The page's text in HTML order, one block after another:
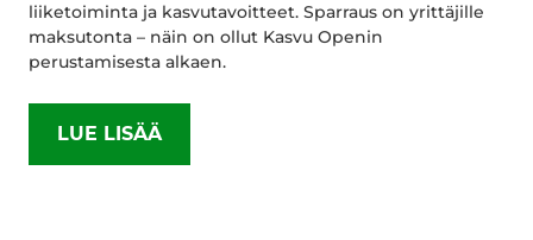
liiketoiminta ja kasvutavoitteet. Sparraus on yrittäjille
maksutonta – näin on ollut Kasvu Openin
perustamisesta alkaen.
LUE LISÄÄ